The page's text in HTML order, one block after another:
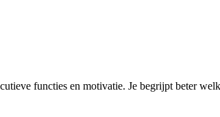
functies en motivatie. Je begrijpt beter